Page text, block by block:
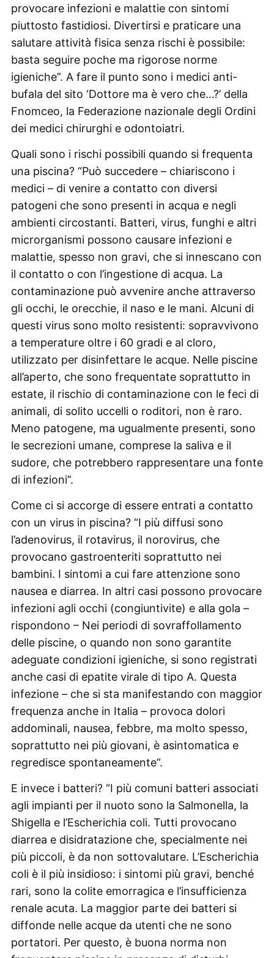
provocare infezioni e malattie con sintomi
piuttosto fastidiosi. Divertirsi e praticare una
salutare attività fisica senza rischi è possibile:
basta seguire poche ma rigorose norme
igieniche”. A fare il punto sono i medici anti-
bufala del sito ‘Dottore ma è vero che…?’ della
Fnomceo, la Federazione nazionale degli Ordini
dei medici chirurghi e odontoiatri.
Quali sono i rischi possibili quando si frequenta
una piscina? “Può succedere – chiariscono i
medici – di venire a contatto con diversi
patogeni che sono presenti in acqua e negli
ambienti circostanti. Batteri, virus, funghi e altri
microrganismi possono causare infezioni e
malattie, spesso non gravi, che si innescano con
il contatto o con l’ingestione di acqua. La
contaminazione può avvenire anche attraverso
gli occhi, le orecchie, il naso e le mani. Alcuni di
questi virus sono molto resistenti: sopravvivono
a temperature oltre i 60 gradi e al cloro,
utilizzato per disinfettare le acque. Nelle piscine
all’aperto, che sono frequentate soprattutto in
estate, il rischio di contaminazione con le feci di
animali, di solito uccelli o roditori, non è raro.
Meno patogene, ma ugualmente presenti, sono
le secrezioni umane, comprese la saliva e il
sudore, che potrebbero rappresentare una fonte
di infezioni”.
Come ci si accorge di essere entrati a contatto
con un virus in piscina? “I più diffusi sono
l’adenovirus, il rotavirus, il norovirus, che
provocano gastroenteriti soprattutto nei
bambini. I sintomi a cui fare attenzione sono
nausea e diarrea. In altri casi possono provocare
infezioni agli occhi (congiuntivite) e alla gola –
rispondono – Nei periodi di sovraffollamento
delle piscine, o quando non sono garantite
adeguate condizioni igieniche, si sono registrati
anche casi di epatite virale di tipo A. Questa
infezione – che si sta manifestando con maggior
frequenza anche in Italia – provoca dolori
addominali, nausea, febbre, ma molto spesso,
soprattutto nei più giovani, è asintomatica e
regredisce spontaneamente”.
E invece i batteri? “I più comuni batteri associati
agli impianti per il nuoto sono la Salmonella, la
Shigella e l’Escherichia coli. Tutti provocano
diarrea e disidratazione che, specialmente nei
più piccoli, è da non sottovalutare. L’Escherichia
coli è il più insidioso: i sintomi più gravi, benché
rari, sono la colite emorragica e l’insufficienza
renale acuta. La maggior parte dei batteri si
diffonde nelle acque da utenti che ne sono
portatori. Per questo, è buona norma non